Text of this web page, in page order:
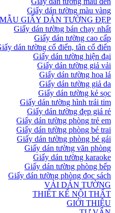
Giấy dán tường màu vàng
MẪU GIẤY DÁN TƯỜNG ĐẸP
Giấy dán tường bán chạy nhất
Giấy dán tường cao cấp
dán tường cổ điển, tân cổ điển
Giấy dán tường hiện đại
Giấy dán tường giả vải
Giấy dán tường hoa lá
Giấy dán tường giả da
Giấy dán tường kẻ sọc
Giấy dán tường hình trái tim
Giấy dán tường đẹp giá rẻ
Giấy dán tường phòng trẻ em
Giấy dán tường phòng bé trai
Giấy dán tường phòng bé gái
Giấy dán tường văn phòng
Giấy dán tường karaoke
Giấy dán tường phòng bếp
Giấy dán tường phòng đọc sách
VẢI DÁN TƯỜNG
THIẾT KẾ NỘI THẤT
GIỚI THIỆU